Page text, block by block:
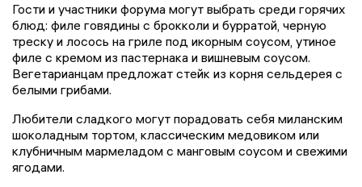
Гости и участники форума могут выбрать среди горячих
блюд: филе говядины с брокколи и бурратой, черную
треску и лосось на гриле под икорным соусом, утиное
филе с кремом из пастернака и вишневым соусом.
Вегетарианцам предложат стейк из корня сельдерея с
белыми грибами.
Любители сладкого могут порадовать себя миланским
шоколадным тортом, классическим медовиком или
клубничным мармеладом с манговым соусом и свежими
ягодами.